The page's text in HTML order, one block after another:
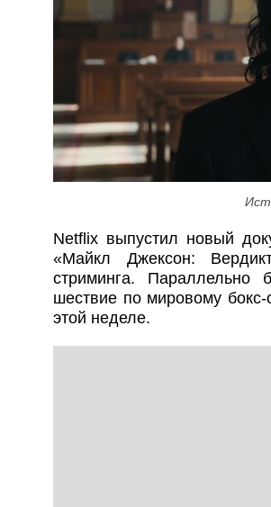
Netflix выпустил новый
«Майкл Джексон:
стриминга. Параллельно
шествие по мировому
этой неделе.